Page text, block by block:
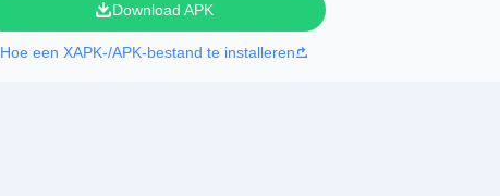
Download APK
Hoe een XAPK-/APK-bestand te installeren